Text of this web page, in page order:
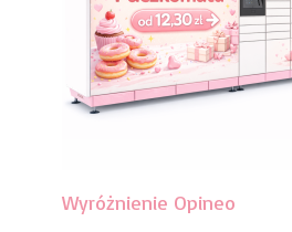
Wyróżnienie Opineo